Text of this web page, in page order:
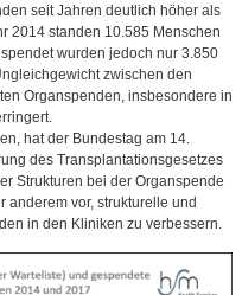
seit Jahren deutlich höher als
2014 standen 10.585 Menschen
wurden jedoch nur 3.850
zwischen den
Organspenden, insbesondere in
hat der Bundestag am 14.
des Transplantationsgesetzes
Strukturen bei der Organspende
anderem vor, strukturelle und
in den Kliniken zu verbessern.